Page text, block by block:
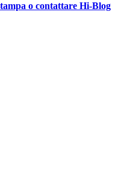
o contattare Hi-Blog